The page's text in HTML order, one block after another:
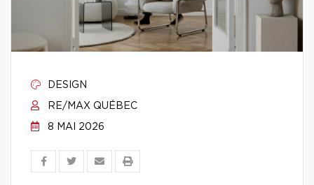
DESIGN
RE/MAX QUÉBEC
8 MAI 2026